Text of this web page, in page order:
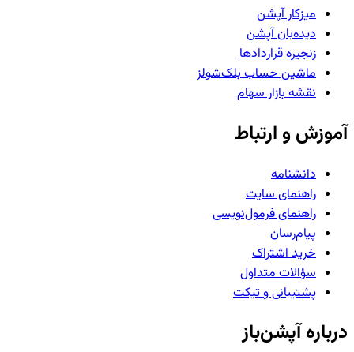
میزکار آپشن
دیده‌بان آپشن
زنجیره قراردادها
ماشین حساب بلک‌شولز
نقشه بازار سهام
آموزش و ارتباط
دانشنامه
راهنمای سایت
راهنمای فرمول‌نویسی
پیام‌رسان
خرید اشتراک
سؤالات متداول
پشتیبانی و تیکت
درباره آپشن‌باز